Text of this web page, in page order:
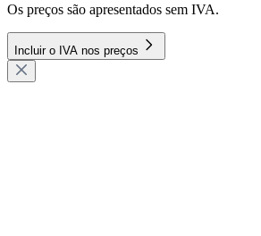
Os preços são apresentados sem IVA.
Incluir o IVA nos preços